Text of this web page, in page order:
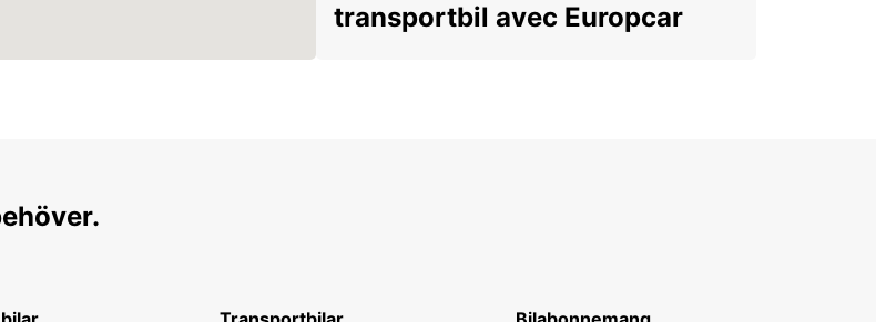
transportbil avec Europcar